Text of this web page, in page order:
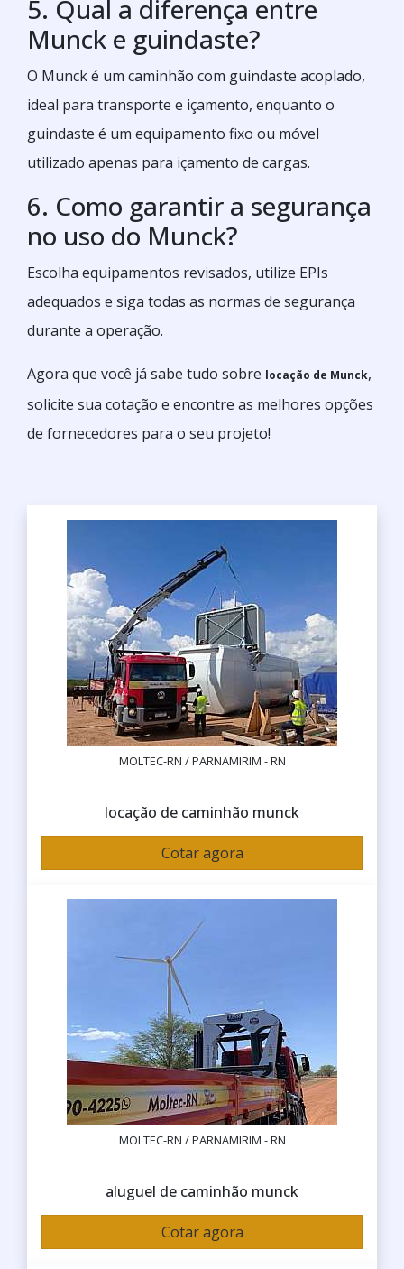
5. Qual a diferença entre
Munck e guindaste?
O Munck é um caminhão com guindaste acoplado,
ideal para transporte e içamento, enquanto o
guindaste é um equipamento fixo ou móvel
utilizado apenas para içamento de cargas.
6. Como garantir a segurança
no uso do Munck?
Escolha equipamentos revisados, utilize EPIs
adequados e siga todas as normas de segurança
durante a operação.
Agora que você já sabe tudo sobre locação de Munck,
solicite sua cotação e encontre as melhores opções
de fornecedores para o seu projeto!
MOLTEC-RN / PARNAMIRIM - RN
locação de caminhão munck
Cotar agora
MOLTEC-RN / PARNAMIRIM - RN
aluguel de caminhão munck
Cotar agora